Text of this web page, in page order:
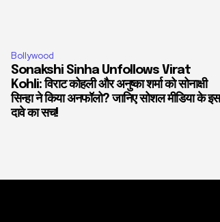
Bollywood
Sonakshi Sinha Unfollows Virat
Kohli: विराट कोहली और अनुष्का शर्मा को सोनाक्षी
सिन्हा ने किया अनफॉलो? जानिए सोशल मीडिया के इस
दावे का सच!